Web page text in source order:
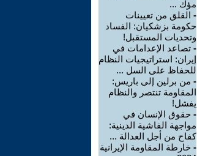
مؤك ...
- القلق من تعيينات
حكومة بزشكيان: الفساد
وتحديات المستقبل!
- تصاعد الإعدامات في
إيران: استراتيجيات النظام
للحفاظ على السل ...
- من برلين إلى باريس:
المقاومة تنتصر والنظام
يفشل!
- حقوق الإنسان في
مواجهة الفاشية الدينية:
كفاح من أجل العدالة ...
- خارطة المقاومة الإيرانية